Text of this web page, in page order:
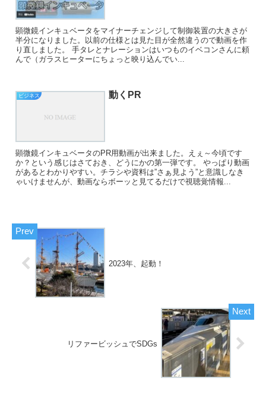
顕微鏡インキュベータをマイナーチェンジして制御装置の大きさが
半分になりました。以前の仕様とは見た目が全然違うので動画を作
り直しました。 手タレとナレーションはいつものイベコンさんに頼
んで（ガラスヒーターにちょっと映り込んでい...
ビジネス 動くPR
顕微鏡インキュベータのPR用動画が出来ました。えぇ～今頃です
か？という感じはさておき、どうにかの第一弾です。 やっぱり動画
があるとわかりやすい。チラシや資料は”さぁ見よう”と意識しなき
ゃいけませんが、動画ならボーッと見てるだけで視聴覚情報...
2023年、起動！
リファービッシュでSDGs